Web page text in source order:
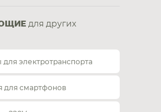
для других
электротранспорта
для смартфонов